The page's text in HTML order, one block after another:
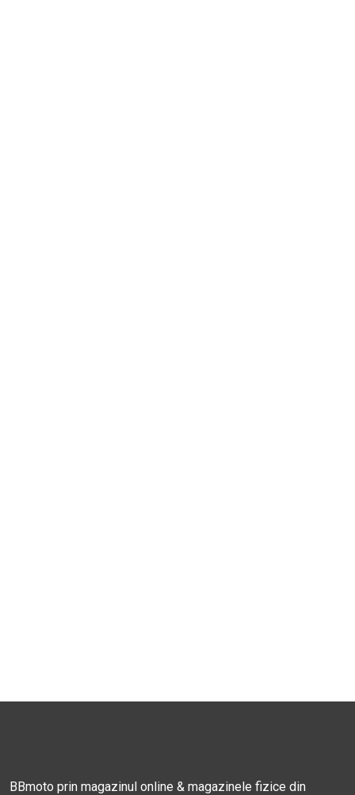
BBmoto prin magazinul online & magazinele fizice din